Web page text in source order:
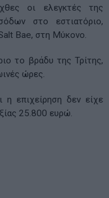
οι ελεγκτές της
στο εστιατόριο,
Bae, στη Μύκονο.
το βράδυ της Τρίτης,
ώρες.
επιχείρηση δεν είχε
25.800 ευρώ.